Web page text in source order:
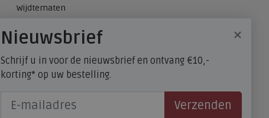
Wijdtematen
Maatadvies, wat is mijn
schoenmaat?
FitFlop - maatadvies
×
Nieuwsbrief
Schrijf u in voor de nieuwsbrief en ontvang €10,-
korting* op uw bestelling.
Verzenden